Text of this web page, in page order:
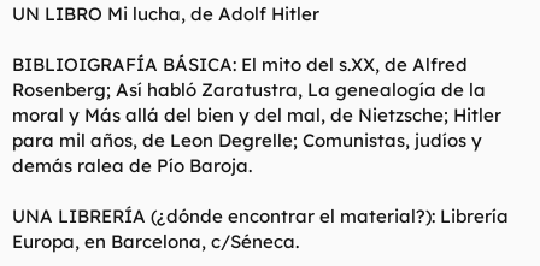
UN LIBRO Mi lucha, de Adolf Hitler
BIBLIOIGRAFÍA BÁSICA: El mito del s.XX, de Alfred
Rosenberg; Así habló Zaratustra, La genealogía de la
moral y Más allá del bien y del mal, de Nietzsche; Hitler
para mil años, de Leon Degrelle; Comunistas, judíos y
demás ralea de Pío Baroja.
UNA LIBRERÍA (¿dónde encontrar el material?): Librería
Europa, en Barcelona, c/Séneca.